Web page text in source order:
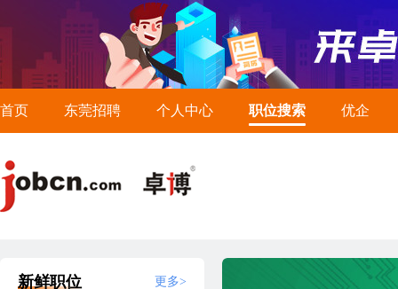
首页 东莞招聘 个人中心 职位搜索 优企
新鲜职位 更多>